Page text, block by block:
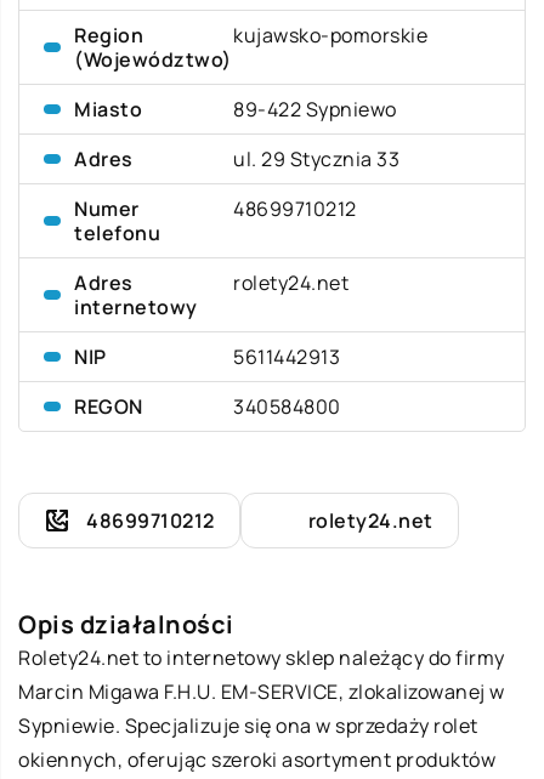
Region
(Województwo)
kujawsko-pomorskie
Miasto
89-422 Sypniewo
Adres
ul. 29 Stycznia 33
Numer
telefonu
48699710212
Adres
internetowy
rolety24.net
NIP
5611442913
REGON
340584800
48699710212 rolety24.net
Opis działalności
Rolety24.net to internetowy sklep należący do firmy
Marcin Migawa F.H.U. EM-SERVICE, zlokalizowanej w
Sypniewie. Specjalizuje się ona w sprzedaży rolet
okiennych, oferując szeroki asortyment produktów